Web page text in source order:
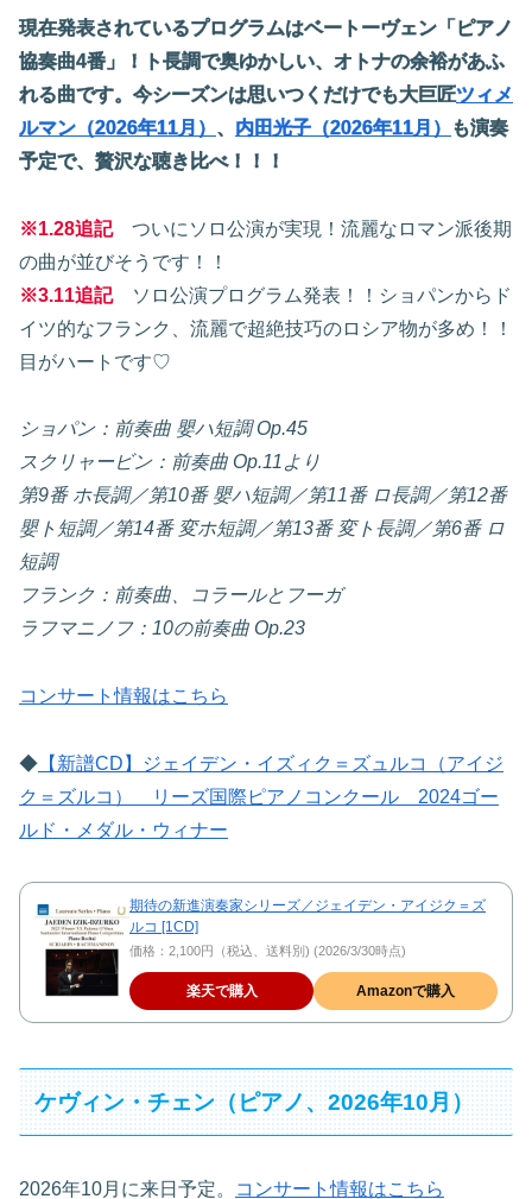
現在発表されているプログラムはベートーヴェン「ピアノ
協奏曲4番」！ト長調で奥ゆかしい、オトナの余裕があふ
れる曲です。今シーズンは思いつくだけでも大巨匠ツィメ
ルマン（2026年11月） 、 内田光子（2026年11月）
も演奏
予定で、贅沢な聴き比べ！！！
※1.28追記ついにソロ公演が実現！流麗なロマン派後期
の曲が並びそうです！！
※3.11追記ソロ公演プログラム発表！！ショパンからド
イツ的なフランク、流麗で超絶技巧のロシア物が多め！！
目がハートです♡
ショパン：前奏曲 嬰ハ短調 Op.45
スクリャービン：前奏曲 Op.11より
第9番 ホ長調／第10番 嬰ハ短調／第11番 ロ長調／第12番
嬰ト短調／第14番 変ホ短調／第13番 変ト長調／第6番 ロ
短調
フランク：前奏曲、コラールとフーガ
ラフマニノフ：10の前奏曲 Op.23
コンサート情報はこちら
◆ 【新譜CD】ジェイデン・イズィク＝ズュルコ（アイジ
ク＝ズルコ） リーズ国際ピアノコンクール 2024ゴー
ルド・メダル・ウィナー
期待の新進演奏家シリーズ／ジェイデン・アイジク＝ズ
ルコ [1CD]
価格：2,100円（税込、送料別) (2026/3/30時点)
楽天で購入 Amazonで購入
ケヴィン・チェン（ピアノ、2026年10月）
2026年10月に来日予定。 コンサート情報はこちら